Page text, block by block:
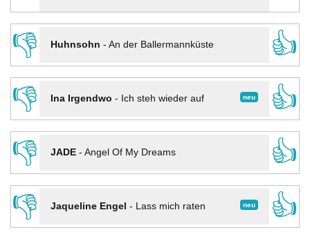
👎
Huhnsohn - An der Ballermannküste
👍
👎
neu
Ina Irgendwo - Ich steh wieder auf
👍
👎
JADE- Angel Of My Dreams
👍
👎
neu
Jaqueline Engel - Lass mich raten
👍